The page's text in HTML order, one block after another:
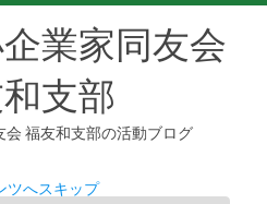
業家同友会
支部
福友和支部の活動ブログ
ツへスキップ